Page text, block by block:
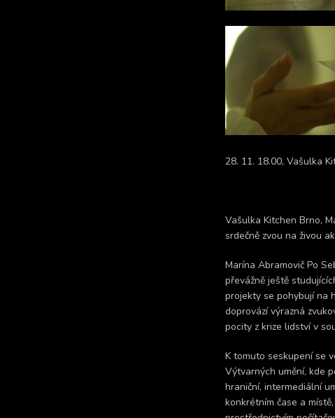
28. 11. 18.00, Vašulka
Vašulka Kitchen Brno,
srdečně zvou na živou
Marína Abramovič Po
převážně ještě
projekty se pohybují na
doprovází výrazná
pocity z krize lidství v
K tomuto seskupení se
Výtvarných umění, kde
hraniční, intermediální
konkrétním čase a